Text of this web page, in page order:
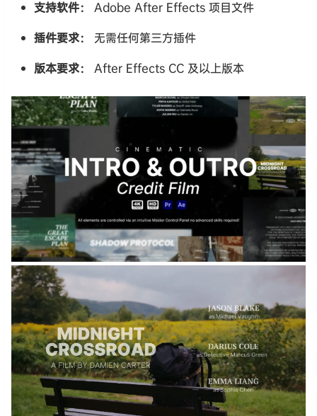
支持软件：
Adobe After Effects 项目文件
插件要求：
无需任何第三方插件
版本要求：
After Effects CC 及以上版本